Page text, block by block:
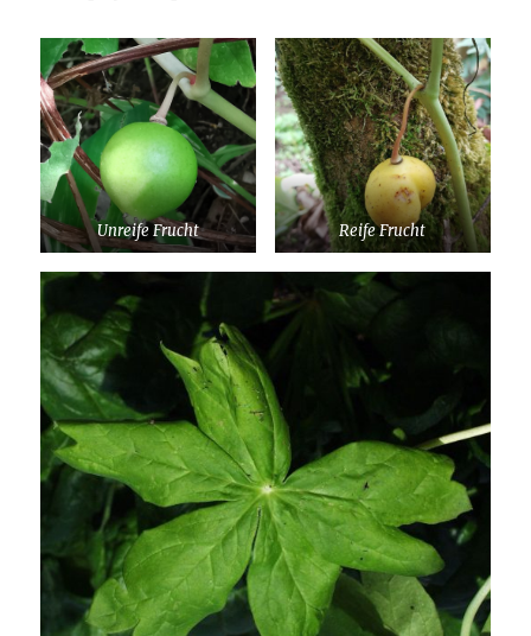
Unreife Frucht Reife Frucht